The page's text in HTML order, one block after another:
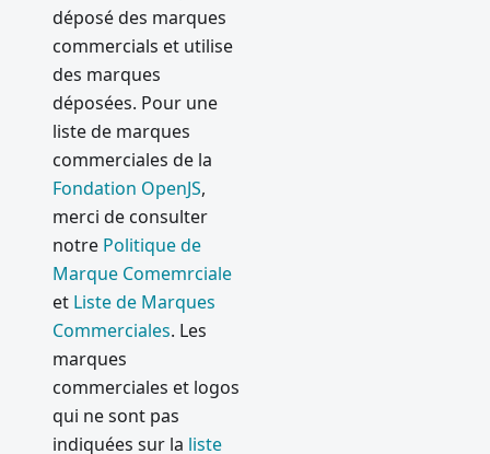
Mise à
jour
automati
simplifié
applicati
ons open
source
New in
Electron
2: In-App
Purchase
Correctif
déposé des marques
commercials et utilise
des marques
déposées. Pour une
liste de marques
commerciales de la
Fondation OpenJS,
merci de consulter
notre Politique de
Marque Comemrciale
et Liste de Marques
Commerciales. Les
marques
commerciales et logos
qui ne sont pas
indiquées sur la liste